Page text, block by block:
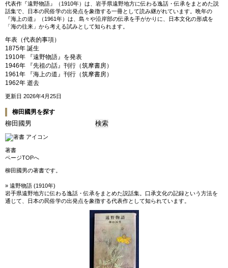
代表作『遠野物語』（1910年）は、岩手県遠野地方に伝わる逸話・伝承をまとめた説
話集で、日本の民俗学の出発点を象徴する一冊として読み継がれています。晩年の
『海上の道』（1961年）は、島々や沿岸部の伝承を手がかりに、日本文化の形成を
「海の往来」から考える試みとして知られます。
年表（代表的事項）
1875年 誕生
1910年 『遠野物語』を発表
1946年 『先祖の話』刊行（筑摩書房）
1961年 『海上の道』刊行（筑摩書房）
1962年 逝去
更新日 2026年4月25日
柳田國男を探す
著書
ページTOPへ
柳田國男の著書です。
» 遠野物語 (1910年)
岩手県遠野地方に伝わる逸話・伝承をまとめた説話集。口承文化の記録という方法を
通じて、日本の民俗学の出発点を象徴する代表作として知られています。